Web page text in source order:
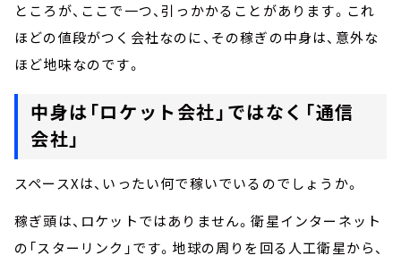
ところが、ここで一つ、引っかかることがあります。これ
ほどの値段がつく会社なのに、その稼ぎの中身は、意外な
ほど地味なのです。
中身は「ロケット会社」ではなく「通信
会社」
スペースXは、いったい何で稼いでいるのでしょうか。
稼ぎ頭は、ロケットではありません。衛星インターネット
の「スターリンク」です。地球の周りを回る人工衛星から、